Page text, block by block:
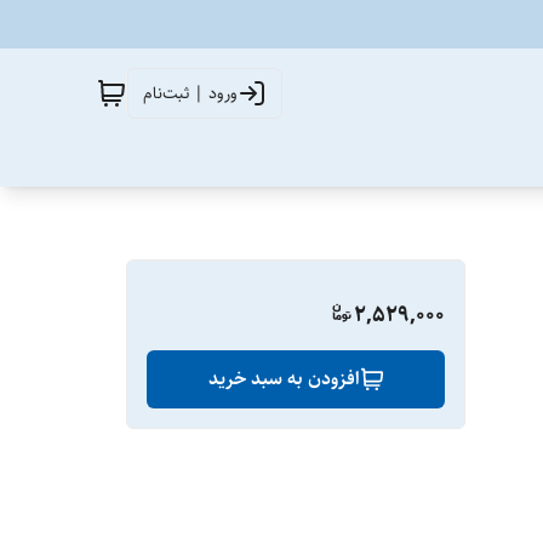
ورود | ثبت‌نام
2,529,000
افزودن به سبد خرید